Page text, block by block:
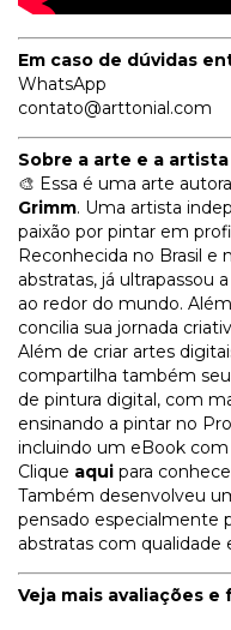
Em caso de dúvidas
WhatsApp
contato@arttonial.com
Sobre a arte e a artista
🎨 Essa é uma arte
Grimm. Uma artista
paixão por pintar em
Reconhecida no Brasil e
abstratas, já ultrapassou
ao redor do mundo.
concilia sua jornada
Além de criar artes
compartilha também
de pintura digital, com
ensinando a pintar no
incluindo um eBook com
Clique aqui para
Também desenvolveu
pensado especialmente
abstratas com qualidade
Veja mais avaliações